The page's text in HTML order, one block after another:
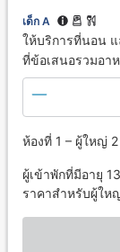
เด็ก A
ให้บริการที่นอน
ที่ข้อเสนอรวมอา
ห้องที่ 1 – ผู้ใหญ่
ผู้เข้าพักที่มีอายุ
ราคาสำหรับผู้ให